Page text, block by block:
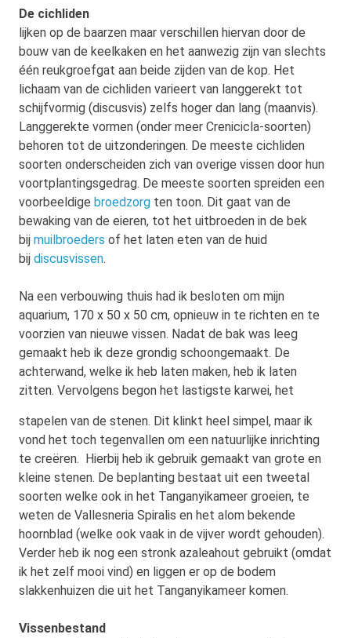
De cichliden
lijken op de baarzen maar verschillen hiervan door de
bouw van de keelkaken en het aanwezig zijn van slechts
één reukgroefgat aan beide zijden van de kop. Het
lichaam van de cichliden varieert van langgerekt tot
schijfvormig (discusvis) zelfs hoger dan lang (maanvis).
Langgerekte vormen (onder meer Crenicicla-soorten)
behoren tot de uitzonderingen. De meeste cichliden
soorten onderscheiden zich van overige vissen door hun
voortplantingsgedrag. De meeste soorten spreiden een
voorbeeldige broedzorg ten toon. Dit gaat van de
bewaking van de eieren, tot het uitbroeden in de bek
bij muilbroeders of het laten eten van de huid
bij discusvissen.
Na een verbouwing thuis had ik besloten om mijn
aquarium, 170 x 50 x 50 cm, opnieuw in te richten en te
voorzien van nieuwe vissen. Nadat de bak was leeg
gemaakt heb ik deze grondig schoongemaakt. De
achterwand, welke ik heb laten maken, heb ik laten
zitten. Vervolgens begon het lastigste karwei, het
stapelen van de stenen. Dit klinkt heel simpel, maar ik
vond het toch tegenvallen om een natuurlijke inrichting
te creëren. Hierbij heb ik gebruik gemaakt van grote en
kleine stenen. De beplanting bestaat uit een tweetal
soorten welke ook in het Tanganyikameer groeien, te
weten de Vallesneria Spiralis en het alom bekende
hoornblad (welke ook vaak in de vijver wordt gehouden).
Verder heb ik nog een stronk azaleahout gebruikt (omdat
ik het zelf mooi vind) en liggen er op de bodem
slakkenhuizen die uit het Tanganyikameer komen.
Vissenbestand